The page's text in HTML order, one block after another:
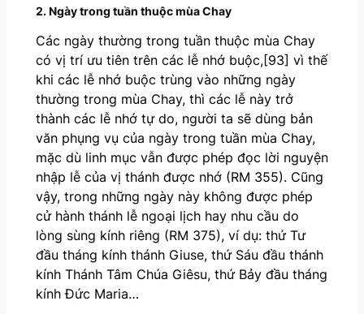
2. Ngày trong tuần thuộc mùa Chay
Các ngày thường trong tuần thuộc mùa Chay
có vị trí ưu tiên trên các lễ nhớ buộc,[93] vì thế
khi các lễ nhớ buộc trùng vào những ngày
thường trong mùa Chay, thì các lễ này trở
thành các lễ nhớ tự do, người ta sẽ dùng bản
văn phụng vụ của ngày trong tuần mùa Chay,
mặc dù linh mục vẫn được phép đọc lời nguyện
nhập lễ của vị thánh được nhớ (RM 355). Cũng
vậy, trong những ngày này không được phép
cử hành thánh lễ ngoại lịch hay nhu cầu do
lòng sùng kính riêng (RM 375), ví dụ: thứ Tư
đầu tháng kính thánh Giuse, thứ Sáu đầu thánh
kính Thánh Tâm Chúa Giêsu, thứ Bảy đầu tháng
kính Đức Maria…